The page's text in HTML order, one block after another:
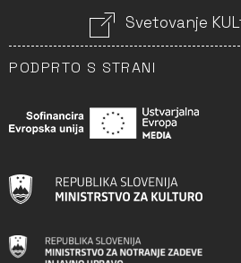
Svetovanje
PODPRTO S STRANI